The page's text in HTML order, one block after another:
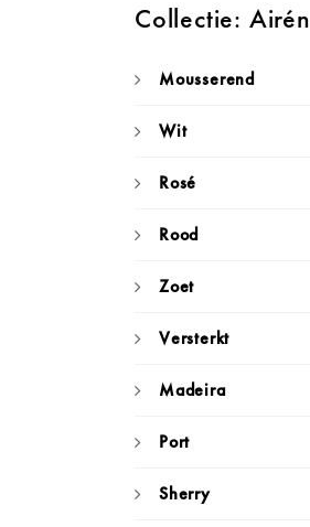
Collectie: Airén
Mousserend
Wit
Rosé
Rood
Zoet
Versterkt
Madeira
Port
Sherry